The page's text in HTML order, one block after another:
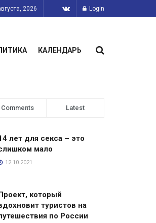
2026 Login
КАЛЕНДАРЬ
Comments Latest
лет для секса – это
мало
12.10.2021
который
туристов на
по России